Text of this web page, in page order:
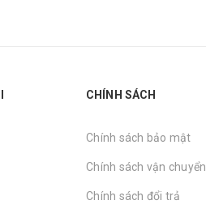
CHÍNH SÁCH
Chính sách bảo mật
Chính sách vận chuyển
Chính sách đổi trả